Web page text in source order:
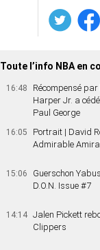
Facebook
Toute l’info NBA en
16:48
Récompensé par
Harper Jr. a
Paul George
16:05
Portrait | David
Admirable Amiral
15:06
Guerschon
D.O.N. Issue #7
14:14 Jalen Pickett
Clippers